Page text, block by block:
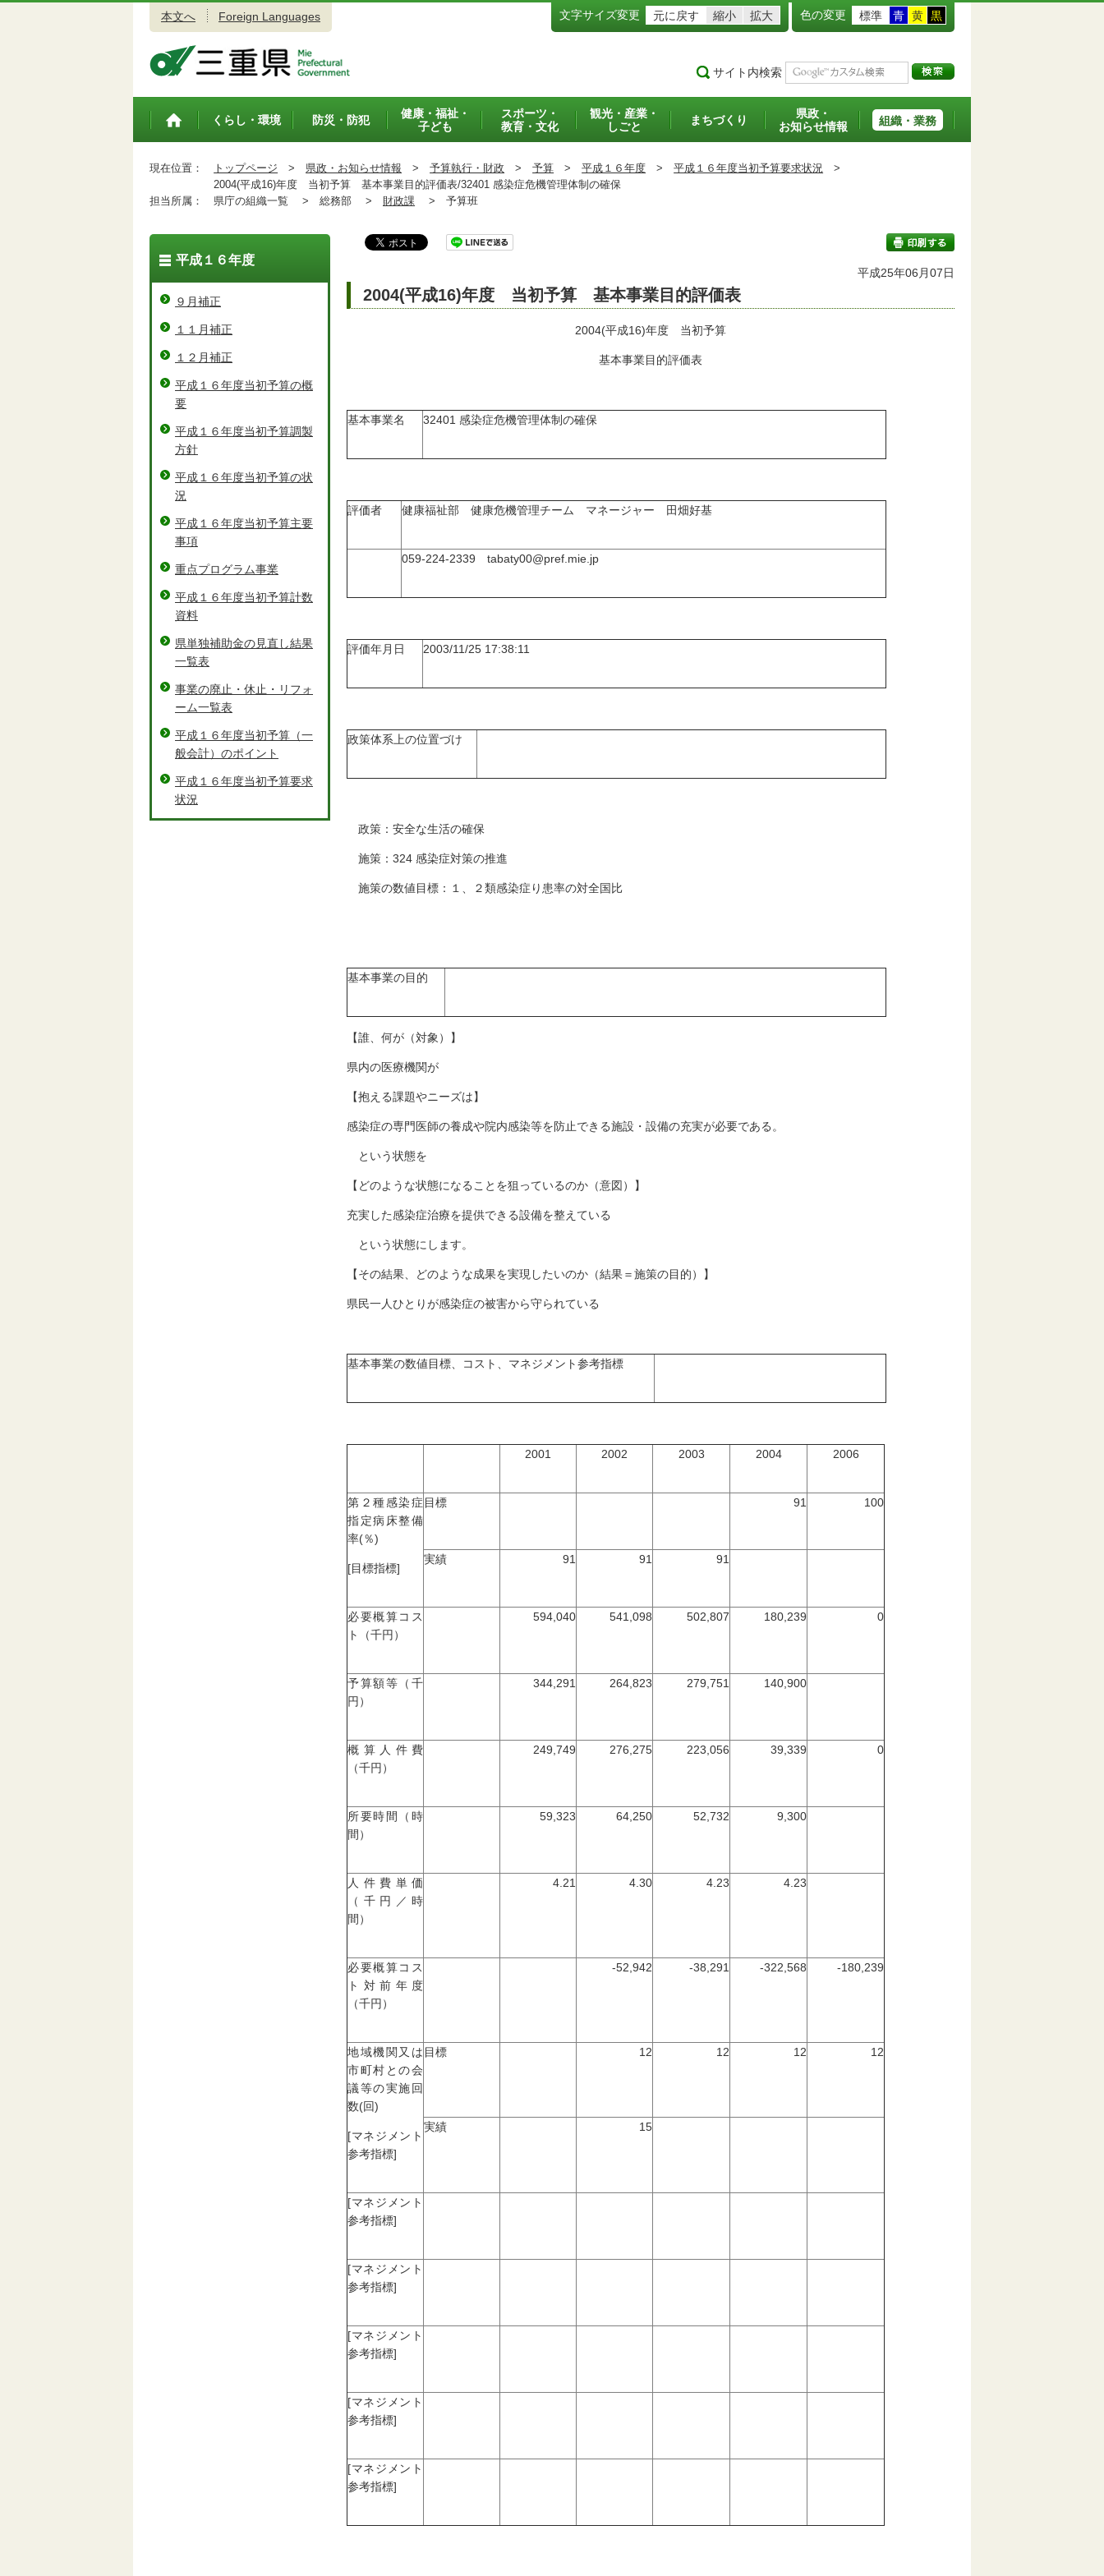
本文へ Foreign Languages 文字サイズ変更 元に戻す 縮小 拡大 色の変更 標準 青 黄 黒
サイト内検索
トップペ
くらし・環境 防災・防犯
健康・福祉・
子ども
スポーツ・
教育・文化
観光・産業・
しごと
まちづくり
県政・
お知らせ情報
組織・業務
現在位置： トップページ > 県政・お知らせ情報 > 予算執行・財政 > 予算 > 平成１６年度 > 平成１６年度当初予算要求状況 >
2004(平成16)年度 当初予算 基本事業目的評価表/32401 感染症危機管理体制の確保
担当所属：
県庁の組織一覧 > 総務部 > 財政課 > 予算班
印刷する
平成25年06月07日
2004(平成16)年度 当初予算 基本事業目的評価表
2004(平成16)年度 当初予算
基本事業目的評価表
基本事業名 32401 感染症危機管理体制の確保
評価者 健康福祉部 健康危機管理チーム マネージャー 田畑好基
059-224-2339 tabaty00@pref.mie.jp
評価年月日 2003/11/25 17:38:11
政策体系上の位置づけ
政策：安全な生活の確保
施策：324 感染症対策の推進
施策の数値目標：１、２類感染症り患率の対全国比
基本事業の目的
【誰、何が（対象）】
県内の医療機関が
【抱える課題やニーズは】
感染症の専門医師の養成や院内感染等を防止できる施設・設備の充実が必要である。
という状態を
【どのような状態になることを狙っているのか（意図）】
充実した感染症治療を提供できる設備を整えている
という状態にします。
【その結果、どのような成果を実現したいのか（結果＝施策の目的）】
県民一人ひとりが感染症の被害から守られている
基本事業の数値目標、コスト、マネジメント参考指標
2001 2002 2003 2004 2006
第２種感染症
指定病床整備
率(％)
[目標指標]
目標 91 100
実績 91 91 91
必要概算コス
ト（千円）
594,040 541,098 502,807 180,239 0
予算額等（千
円）
344,291 264,823 279,751 140,900
概算人件費
（千円）
249,749 276,275 223,056 39,339 0
所要時間（時
間）
59,323 64,250 52,732 9,300
人件費単価
（千円／時
間）
4.21 4.30 4.23 4.23
必要概算コス
ト対前年度
（千円）
-52,942 -38,291 -322,568 -180,239
地域機関又は
市町村との会
議等の実施回
数(回)
[マネジメント
参考指標]
目標 12 12 12 12
実績 15
[マネジメント
参考指標]
[マネジメント
参考指標]
[マネジメント
参考指標]
[マネジメント
参考指標]
[マネジメント
参考指標]
平成１６年度
９月補正
１１月補正
１２月補正
平成１６年度当初予算の概
要
平成１６年度当初予算調製
方針
平成１６年度当初予算の状
況
平成１６年度当初予算主要
事項
重点プログラム事業
平成１６年度当初予算計数
資料
県単独補助金の見直し結果
一覧表
事業の廃止・休止・リフォ
ーム一覧表
平成１６年度当初予算（一
般会計）のポイント
平成１６年度当初予算要求
状況